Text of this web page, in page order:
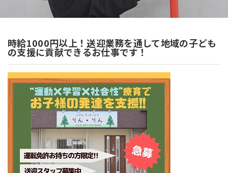
時給1000円以上！送迎業務を通して地域の子ども
の支援に貢献できるお仕事です！